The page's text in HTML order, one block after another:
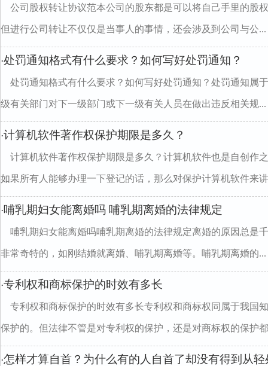
公司股权转让协议范本公司的股东都是可以将自己手里的股
但进行公司转让不仅仅是当事人的事情，还会涉及到公司与公...
·处罚通知格式有什么要求？如何写好处罚通知？
处罚通知格式有什么要求？如何写好处罚通知？处罚通知属
级有关部门对下一级部门或下一级有关人员在做出违反相关规...
·计算机软件著作权保护期限是多久？
计算机软件著作权保护期限是多久？计算机软件也是自创作
如果所有人能够办理一下登记的话，那么对保护计算机软件来
·哺乳期妇女能离婚吗 哺乳期离婚的法律规定
哺乳期妇女能离婚吗哺乳期离婚的法律规定离婚的原因总是
非常奇特的，如刚结婚就离婚、哺乳期离婚等。哺乳期离婚的...
·专利权和商标保护的时效有多长
专利权和商标保护的时效有多长专利权和商标权同属于我国
保护的。但法律不管是对专利权的保护，还是对商标权的保护
·怎样才算自首？为什么有的人自首了却没有得到从轻